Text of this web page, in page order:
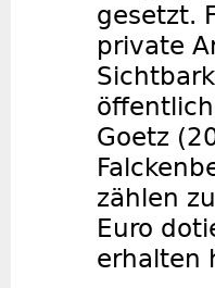
gesetzt.
private
Goetz
zählen
Euro
erhalten